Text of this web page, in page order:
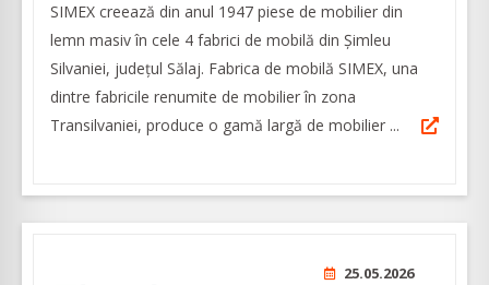
SIMEX creează din anul 1947 piese de mobilier din
lemn masiv în cele 4 fabrici de mobilă din Șimleu
Silvaniei, județul Sălaj. Fabrica de mobilă SIMEX, una
dintre fabricile renumite de mobilier în zona
Transilvaniei, produce o gamă largă de mobilier ...
25.05.2026